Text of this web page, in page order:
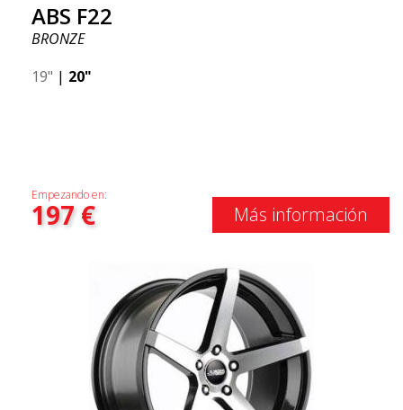
ABS F22
BRONZE
19" | 20"
Empezando en:
197€ Más información